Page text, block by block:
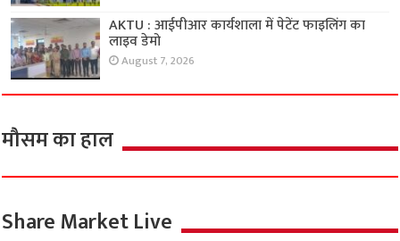
AKTU : आईपीआर कार्यशाला में पेटेंट फाइलिंग का
लाइव डेमो
August 7, 2026
मौसम का हाल
Share Market Live